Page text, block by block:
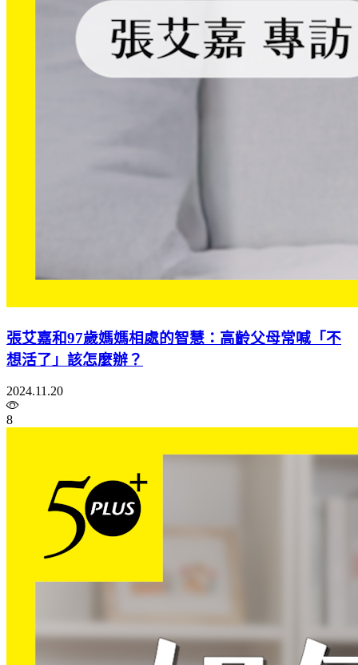
張艾嘉和97歲媽媽相處的智慧：高齡父母常喊「不
想活了」該怎麼辦？
2024.11.20
8